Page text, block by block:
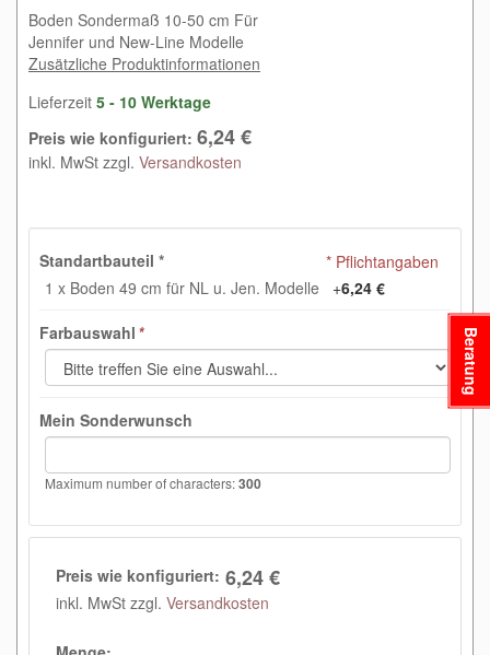
Boden Sondermaß 10-50 cm Für
Jennifer und New-Line Modelle
Zusätzliche Produktinformationen
Lieferzeit 5 - 10 Werktage
Preis wie konfiguriert: 6,24 €
inkl. MwSt zzgl. Versandkosten
Standartbauteil *
1 x Boden 49 cm für NL u. Jen. Modelle +6,24 €
Farbauswahl *
Mein Sonderwunsch
Maximum number of characters:300
* Pflichtangaben
Preis wie konfiguriert: 6,24 €
inkl. MwSt zzgl. Versandkosten
Beratung